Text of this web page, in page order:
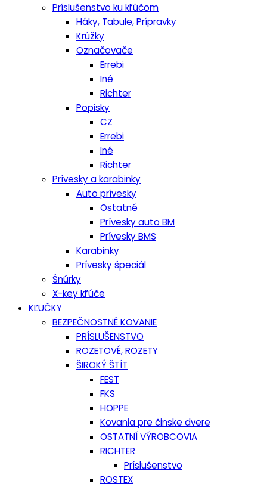
Príslušenstvo ku kľúčom
Háky, Tabule, Prípravky
Krúžky
Označovače
Errebi
Iné
Richter
Popisky
CZ
Errebi
Iné
Richter
Prívesky a karabinky
Auto prívesky
Ostatné
Prívesky auto BM
Prívesky BMS
Karabinky
Prívesky špeciál
Šnúrky
X-key kľúče
KĽUČKY
BEZPEČNOSTNÉ KOVANIE
PRÍSLUŠENSTVO
ROZETOVÉ, ROZETY
ŠIROKÝ ŠTÍT
FEST
FKS
HOPPE
Kovania pre činske dvere
OSTATNÍ VÝROBCOVIA
RICHTER
Príslušenstvo
ROSTEX